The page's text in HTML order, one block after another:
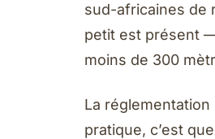
sud-africaines de
petit est présent
moins de 300
La
pratique, c’est